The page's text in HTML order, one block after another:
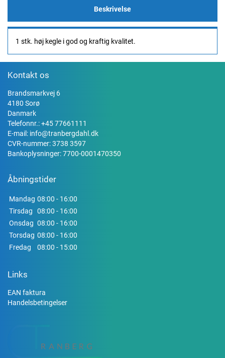
Beskrivelse
1 stk. høj kegle i god og kraftig kvalitet.
Kontakt os
Brandsmarkvej 6
4180 Sorø
Danmark
Telefonnr.:+45 77661111
E-mail: info@tranbergdahl.dk
CVR-nummer: 3738 3597
Bankoplysninger: 7700-0001470350
Åbningstider
Mandag 08:00 - 16:00
Tirsdag
08:00 - 16:00
Onsdag 08:00 - 16:00
Torsdag 08:00 - 16:00
Fredag
08:00 - 15:00
Links
EAN faktura
Handelsbetingelser